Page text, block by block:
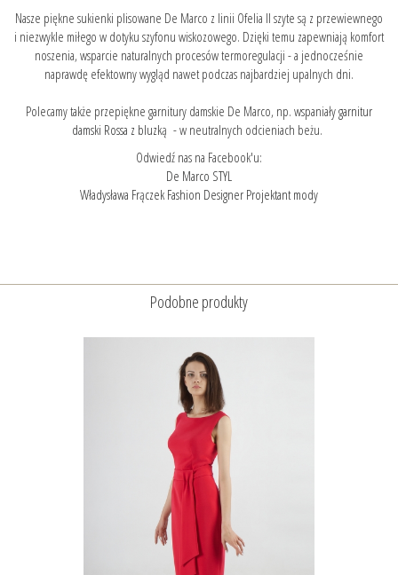
Nasze piękne sukienki plisowane De Marco z linii Ofelia II szyte są z przewiewnego
i niezwykle miłego w dotyku szyfonu wiskozowego. Dzięki temu zapewniają komfort
noszenia, wsparcie naturalnych procesów termoregulacji - a jednocześnie
naprawdę efektowny wygląd nawet podczas najbardziej upalnych dni.
Polecamy także przepiękne garnitury damskie De Marco, np. wspaniałygarnitur
damski Rossa z bluzką - w neutralnych odcieniach beżu.
Odwiedź nas na Facebook'u:
De Marco STYL
Władysława Frączek Fashion Designer Projektant mody
Podobne produkty